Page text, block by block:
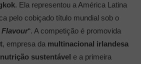
. Ela representou a América Latina
pelo cobiçado título mundial sob o
“. A competição é promovida
, empresa da multinacional irlandesa
nutrição sustentável e a primeira